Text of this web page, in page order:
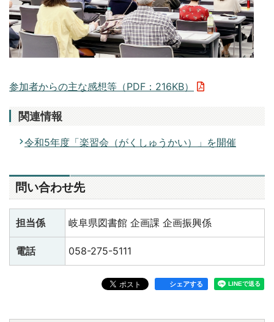
参加者からの主な感想等（PDF：216KB）
関連情報
令和5年度「楽習会（がくしゅうかい）」を開催
問い合わせ先
担当係 岐阜県図書館 企画課 企画振興係
電話 058-275-5111
シェアする